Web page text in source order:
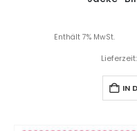
Enthält 7% MwSt.
IN